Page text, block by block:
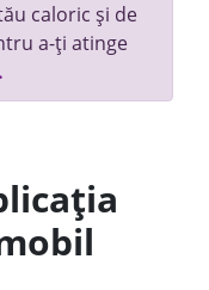
caloric și de
a-ți atinge